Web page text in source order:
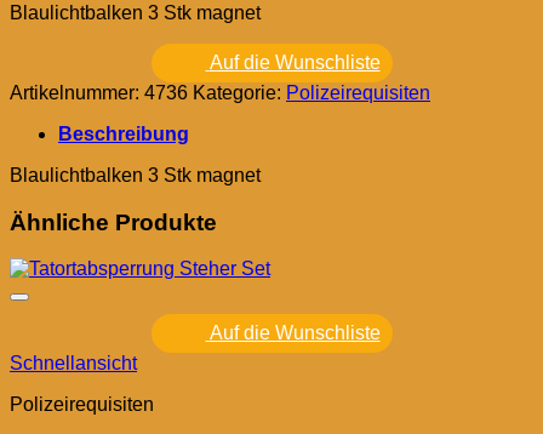
Blaulichtbalken 3 Stk magnet
Auf die Wunschliste
Artikelnummer: 4736 Kategorie: Polizeirequisiten
Beschreibung
Blaulichtbalken 3 Stk magnet
Ähnliche Produkte
Auf die Wunschliste
Schnellansicht
Polizeirequisiten